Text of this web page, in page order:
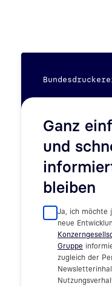
Ganz
und
bleiben
Ja, ich möchte
neue
Gruppe
zugleich der